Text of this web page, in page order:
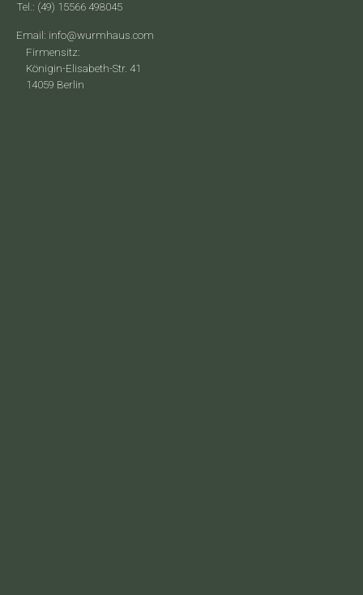
Firmensitz:
Königin-Elisabeth-Str. 41
14059 Berlin
Tel.: (49) 15566 498045
Email: info@wurmhaus.com